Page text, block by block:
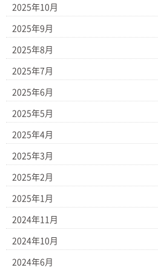
2025年10月
2025年9月
2025年8月
2025年7月
2025年6月
2025年5月
2025年4月
2025年3月
2025年2月
2025年1月
2024年11月
2024年10月
2024年6月